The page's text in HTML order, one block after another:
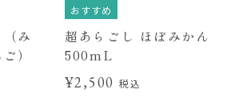
み
）
おすすめ
超あらごし ほぼみかん
500mL
¥2,500 税込